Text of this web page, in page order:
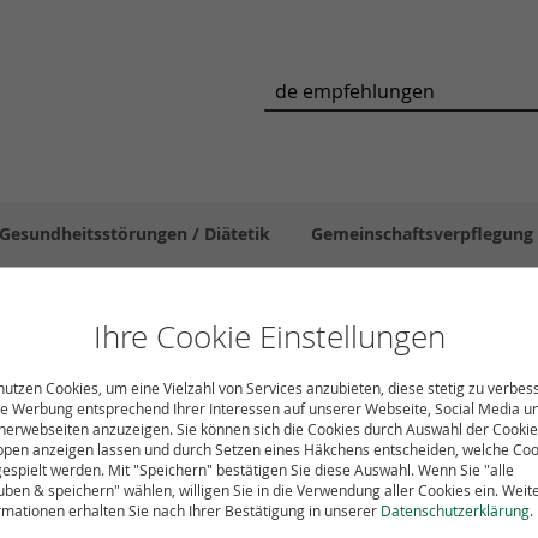
Suche
/ Diätetik Gemeinschaftsverpflegung
Ihre Cookie Einstellungen
Cookies, um eine Vielzahl von Services anzubieten, diese stetig zu
Werbung entsprechend Ihrer Interessen auf unserer Webseite, Social Media
anzuzeigen. Sie können sich die Cookies durch Auswahl der
anzeigen lassen und durch Setzen eines Häkchens entscheiden, welche
werden. Mit "Speichern" bestätigen Sie diese Auswahl. Wenn Sie "alle
& speichern" wählen, willigen Sie in die Verwendung aller Cookies ein.
erhalten Sie nach Ihrer Bestätigung in unserer Datenschutzerklärung.